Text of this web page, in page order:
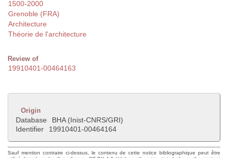
1500-2000
Grenoble (FRA)
Architecture
Théorie de l'architecture
Review of
19910401-00464163
Origin
Database
BHA (Inist-CNRS/GRI)
Identifier
19910401-00464164
Sauf mention contraire ci-dessus, le contenu de cette notice bibliographique peut être